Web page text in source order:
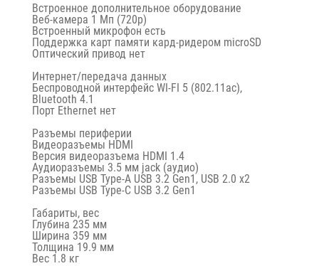
Встроенное дополнительное оборудование
Веб-камера 1 Мп (720p)
Встроенный микрофон есть
Поддержка карт памяти кард-ридером microSD
Оптический привод нет
Интернет/передача данных
Беспроводной интерфейс WI-FI 5 (802.11ac),
Bluetooth 4.1
Порт Ethernet нет
Разъемы периферии
Видеоразъемы HDMI
Версия видеоразъема HDMI 1.4
Аудиоразъемы 3.5 мм jack (аудио)
Разъемы USB Type-A USB 3.2 Gen1, USB 2.0 x2
Разъемы USB Type-C USB 3.2 Gen1
Габариты, вес
Глубина 235 мм
Ширина 359 мм
Толщина 19.9 мм
Вес 1.8 кг